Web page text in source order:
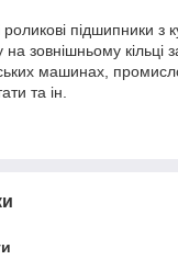
роликові підшипники з
на зовнішньому кільці
машинах,
та ін.